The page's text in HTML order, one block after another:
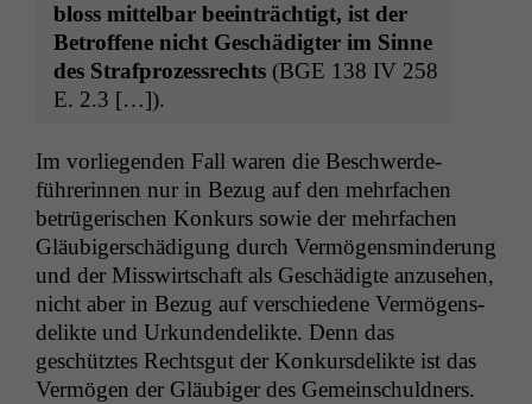
bloss mit­tel­bar beein­trächtigt, ist der
Betrof­fene nicht Geschädigter im Sinne
des Straf­prozess­rechts (BGE 138 IV 258
E. 2.3 […]).
Im vor­liegen­den Fall waren die Beschw­erde­
führerin­nen nur in Bezug auf den mehrfachen
betrügerischen Konkurs sowie der mehrfachen
Gläu­biger­schädi­gung durch Ver­mö­gens­min­derung
und der Mis­s­wirtschaft als Geschädigte anzuse­hen,
nicht aber in Bezug auf ver­schiedene Ver­mö­gens­
de­lik­te und Urkun­den­de­lik­te. Denn das
geschütztes Rechtsgut der Konkurs­de­lik­te ist das
Ver­mö­gen der Gläu­biger des Gemein­schuld­ners.